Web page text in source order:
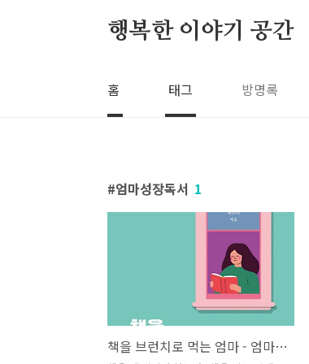
행복한 이야기 공간
홈 태그 방명록
엄마성장독서 1
책을 브런치로 먹는 엄마 - 엄마독서